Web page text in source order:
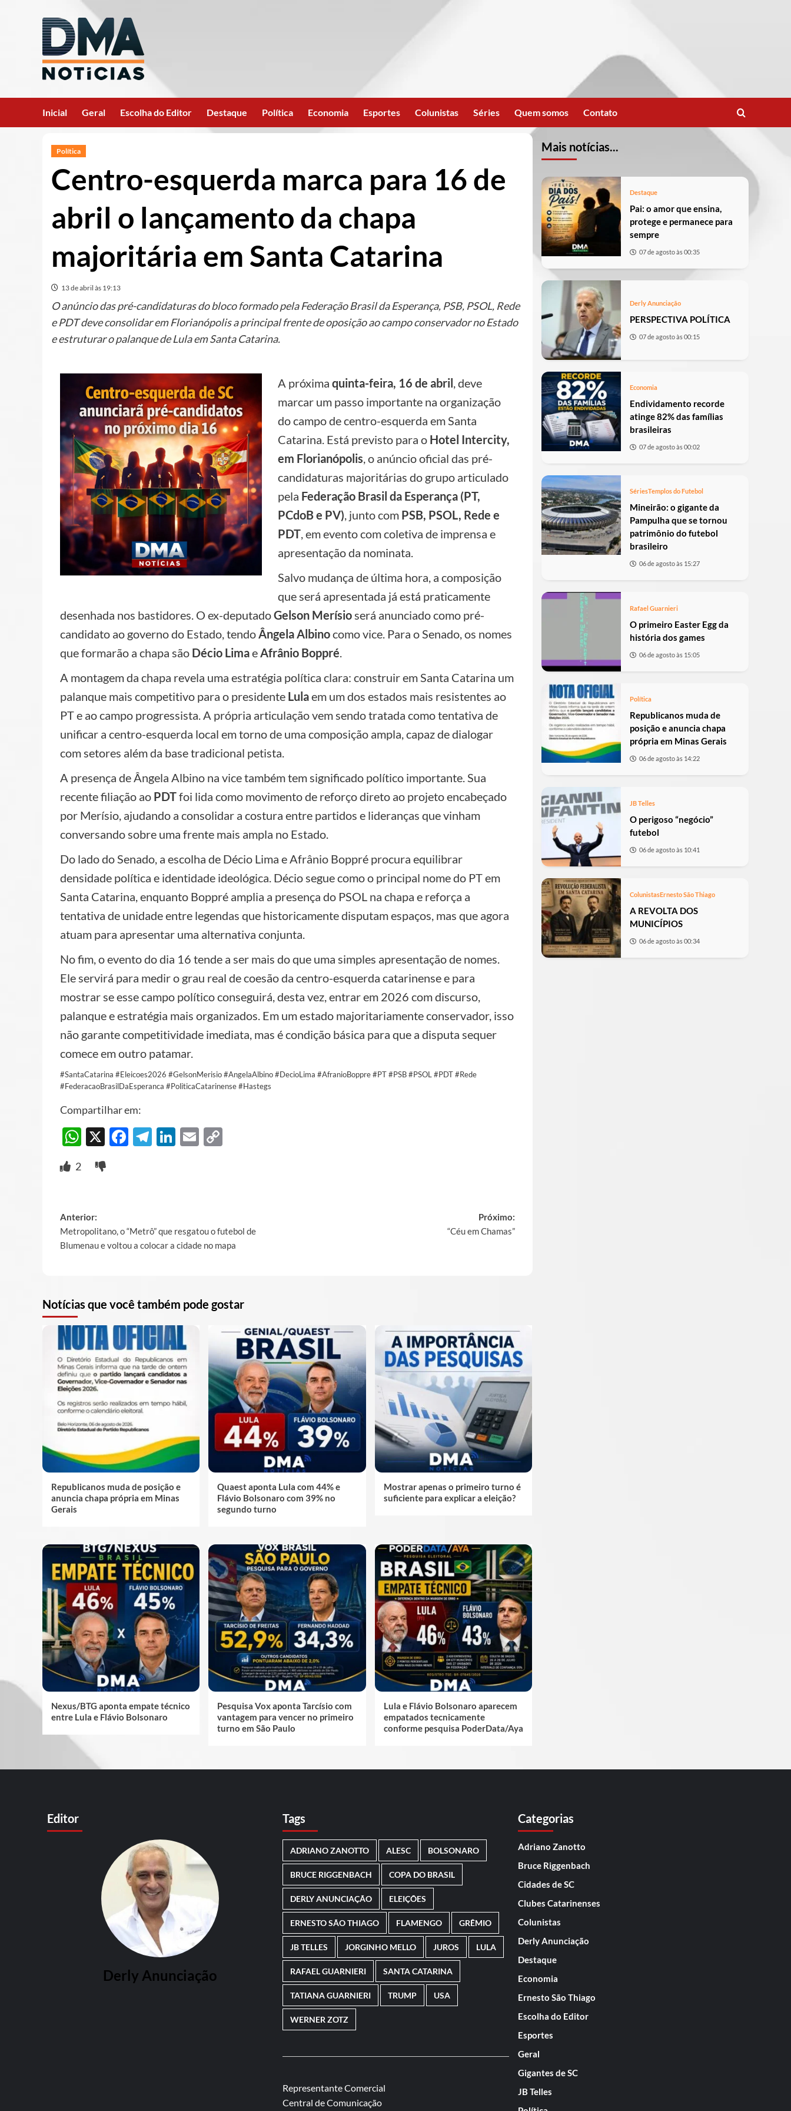
Inicial Geral Escolha do Editor Destaque Política Economia Esportes Colunistas Séries Quem somos Contato
Política
Centro-esquerda marca para 16 de
abril o lançamento da chapa
majoritária em Santa Catarina
13 de abril às 19:13
O anúncio das pré-candidaturas do bloco formado pela Federação Brasil da Esperança, PSB, PSOL, Rede
e PDT deve consolidar em Florianópolis a principal frente de oposição ao campo conservador no Estado
e estruturar o palanque de Lula em Santa Catarina.
A próxima quinta-feira, 16 de abril, deve
marcar um passo importante na organização
do campo de centro-esquerda em Santa
Catarina. Está previsto para o Hotel Intercity,
em Florianópolis, o anúncio oficial das pré-
candidaturas majoritárias do grupo articulado
pela Federação Brasil da Esperança (PT,
PCdoB e PV), junto com PSB, PSOL, Rede e
PDT, em evento com coletiva de imprensa e
apresentação da nominata.
Salvo mudança de última hora, a composição
que será apresentada já está praticamente
desenhada nos bastidores. O ex-deputadoGelson Merísioserá anunciado como pré-
candidato ao governo do Estado, tendoÂngela Albinocomo vice. Para o Senado, os nomes
que formarão a chapa são Décio LimaeAfrânio Boppré.
A montagem da chapa revela uma estratégia política clara: construir em Santa Catarina um
palanque mais competitivo para o presidente Lulaem um dos estados mais resistentes ao
PT e ao campo progressista. A própria articulação vem sendo tratada como tentativa de
unificar a centro-esquerda local em torno de uma composição ampla, capaz de dialogar
com setores além da base tradicional petista.
A presença de Ângela Albino na vice também tem significado político importante. Sua
recente filiação ao PDTfoi lida como movimento de reforço direto ao projeto encabeçado
por Merísio, ajudando a consolidar a costura entre partidos e lideranças que vinham
conversando sobre uma frente mais ampla no Estado.
Do lado do Senado, a escolha de Décio Lima e Afrânio Boppré procura equilibrar
densidade política e identidade ideológica. Décio segue como o principal nome do PT em
Santa Catarina, enquanto Boppré amplia a presença do PSOL na chapa e reforça a
tentativa de unidade entre legendas que historicamente disputam espaços, mas que agora
atuam para apresentar uma alternativa conjunta.
No fim, o evento do dia 16 tende a ser mais do que uma simples apresentação de nomes.
Ele servirá para medir o grau real de coesão da centro-esquerda catarinense e para
mostrar se esse campo político conseguirá, desta vez, entrar em 2026 com discurso,
palanque e estratégia mais organizados. Em um estado majoritariamente conservador, isso
não garante competitividade imediata, mas é condição básica para que a disputa sequer
comece em outro patamar.
#SantaCatarina #Eleicoes2026 #GelsonMerisio #AngelaAlbino #DecioLima #AfranioBoppre #PT #PSB #PSOL #PDT #Rede
#FederacaoBrasilDaEsperanca #PoliticaCatarinense #Hastegs
Compartilhar em:
WhatsApp
X Facebook
Telegram
LinkedIn
Email
2
Post
navigation
Anterior:
Metropolitano, o “Metrô” que resgatou o futebol de
Blumenau e voltou a colocar a cidade no mapa
Próximo:
“Céu em Chamas”
Notícias que você também pode gostar
Republicanos muda de posição e
anuncia chapa própria em Minas
Gerais
Quaest aponta Lula com 44% e
Flávio Bolsonaro com 39% no
segundo turno
Mostrar apenas o primeiro turno é
suficiente para explicar a eleição?
Nexus/BTG aponta empate técnico
entre Lula e Flávio Bolsonaro
Pesquisa Vox aponta Tarcísio com
vantagem para vencer no primeiro
turno em São Paulo
Lula e Flávio Bolsonaro aparecem
empatados tecnicamente
conforme pesquisa PoderData/Aya
Mais notícias...
Destaque
Pai: o amor que ensina,
protege e permanece para
sempre
07 de agosto às 00:35
Derly Anunciação
PERSPECTIVA POLÍTICA
07 de agosto às 00:15
Economia
Endividamento recorde
atinge 82% das famílias
brasileiras
07 de agosto às 00:02
SériesTemplos do Futebol
Mineirão: o gigante da
Pampulha que se tornou
patrimônio do futebol
brasileiro
06 de agosto às 15:27
Rafael Guarnieri
O primeiro Easter Egg da
história dos games
06 de agosto às 15:05
Política
Republicanos muda de
posição e anuncia chapa
própria em Minas Gerais
06 de agosto às 14:22
JB Telles
O perigoso “negócio”
futebol
06 de agosto às 10:41
ColunistasErnesto São Thiago
A REVOLTA DOS
MUNICÍPIOS
06 de agosto às 00:34
Editor
Derly Anunciação
Tags
ADRIANO ZANOTTO ALESC BOLSONARO
BRUCE RIGGENBACH COPA DO BRASIL
DERLY ANUNCIAÇÃO ELEIÇÕES
ERNESTO SÃO THIAGO FLAMENGO GRÊMIO
JB TELLES JORGINHO MELLO JUROS LULA
RAFAEL GUARNIERI SANTA CATARINA
TATIANA GUARNIERI TRUMP USA
WERNER ZOTZ
Representante Comercial
Central de Comunicação
Categorias
Adriano Zanotto
Bruce Riggenbach
Cidades de SC
Clubes Catarinenses
Colunistas
Derly Anunciação
Destaque
Economia
Ernesto São Thiago
Escolha do Editor
Esportes
Geral
Gigantes de SC
JB Telles